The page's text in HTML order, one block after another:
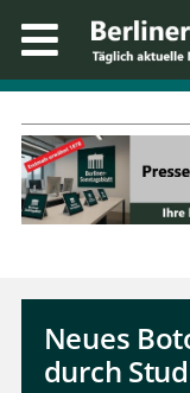
Neues
durch